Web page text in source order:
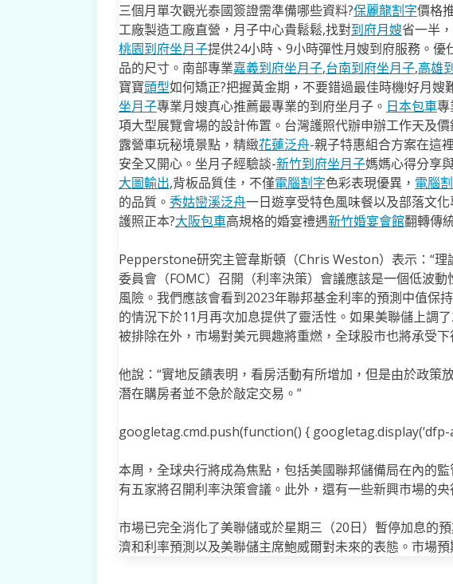
三個月單次觀光泰國簽證需準備哪些資料?保麗龍割字價格
工廠製造工廠直營，月子中心貴鬆鬆,找對到府月嫂省一半
桃園到府坐月子提供24小時、9小時彈性月嫂到府服務。優
品的尺寸。南部專業嘉義到府坐月子,台南到府坐月子,高雄
寶寶頭型如何矯正?把握黃金期，不要錯過最佳時機!好月嫂
坐月子專業月嫂真心推薦最專業的到府坐月子。 日本包車專
項大型展覽會場的設計佈置。台灣護照代辦申辦工作天及價
露營車玩秘境景點，精緻花蓮泛舟-親子特惠組合方案在這
安全又開心。坐月子經驗談-新竹到府坐月子媽媽心得分享
大圖輸出,背板品質佳，不僅電腦割字色彩表現優異， 電腦
的品質。 秀姑巒溪泛舟一日遊享受特色風味餐以及部落文
護照正本?大阪包車高規格的婚宴禮遇新竹婚宴會館翻轉傳
Pepperstone研究主管韋斯頓（Chris Weston）表示：“理
委員會（FOMC）召開（利率決策）會議應該是一個低波
風險。我們應該會看到2023年聯邦基金利率的預測中值保
的情況下於11月再次加息提供了靈活性。如果美聯儲上調
被排除在外，市場對美元興趣將重燃，全球股市也將承受
他說：“實地反饋表明，看房活動有所增加，但是由於政策
潛在購房者並不急於敲定交易。”
googletag.cmd.push(function() { googletag.display(‘dfp-
本周，全球央行將成為焦點，包括美國聯邦儲備局在內的
有五家將召開利率決策會議。此外，還有一些新興市場的
市場已完全消化了美聯儲或於星期三（20日）暫停加息的
濟和利率預測以及美聯儲主席鮑威爾對未來的表態。市場